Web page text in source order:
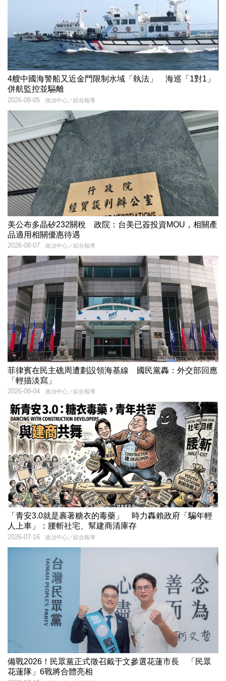
4艘中國海警船又近金門限制水域「執法」 海巡「1對1」
併航監控並驅離
政治中心／綜合報導
2026-08-05
美公布多晶矽232關稅 政院：台美已簽投資MOU，相關產
品適用相關優惠待遇
政治中心／綜合報導
2026-08-07
菲律賓在民主礁周遭劃設領海基線 國民黨轟：外交部回應
「輕描淡寫」
政治中心／綜合報導
2026-08-04
「青安3.0就是裹著糖衣的毒藥」 時力轟賴政府「騙年輕
人上車」：腰斬社宅、幫建商清庫存
政治中心／綜合報導
2026-07-16
備戰2026！民眾黨正式徵召戴于文參選花蓮市長 「民眾
花蓮隊」6戰將合體亮相